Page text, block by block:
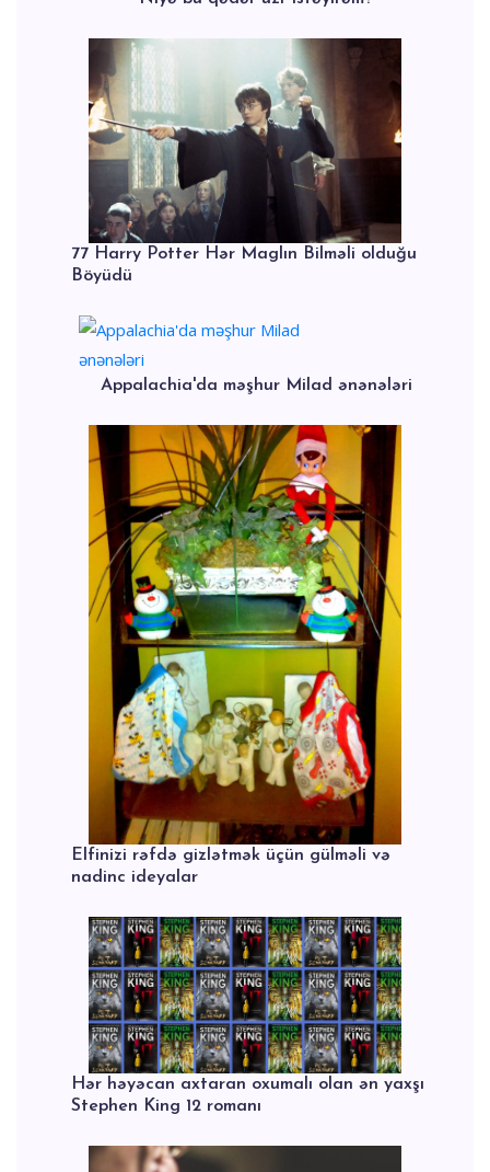
77 Harry Potter Hər Maglın Bilməli olduğu
Böyüdü
Appalachia'da məşhur Milad ənənələri
Elfinizi rəfdə gizlətmək üçün gülməli və
nadinc ideyalar
Hər həyəcan axtaran oxumalı olan ən yaxşı
Stephen King 12 romanı